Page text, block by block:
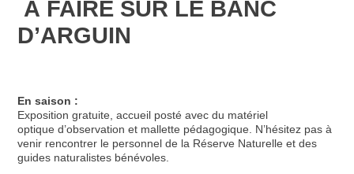
À FAIRE SUR LE BANC
D’ARGUIN
En saison :
Exposition gratuite, accueil posté avec du matériel
optiqued’observation et mallette pédagogique. N’hésitez pas à
venir rencontrer le personnel de la Réserve Naturelle et des
guides naturalistes bénévoles.